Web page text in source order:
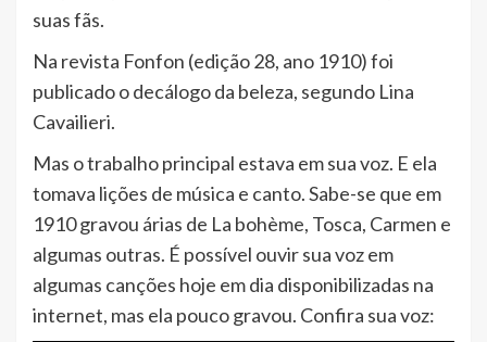
suas fãs.
Na revista Fonfon (edição 28, ano 1910) foi
publicado o decálogo da beleza, segundo Lina
Cavailieri.
Mas o trabalho principal estava em sua voz. E ela
tomava lições de música e canto. Sabe-se que em
1910 gravou árias de La bohème, Tosca, Carmen e
algumas outras. É possível ouvir sua voz em
algumas canções hoje em dia disponibilizadas na
internet, mas ela pouco gravou. Confira sua voz: